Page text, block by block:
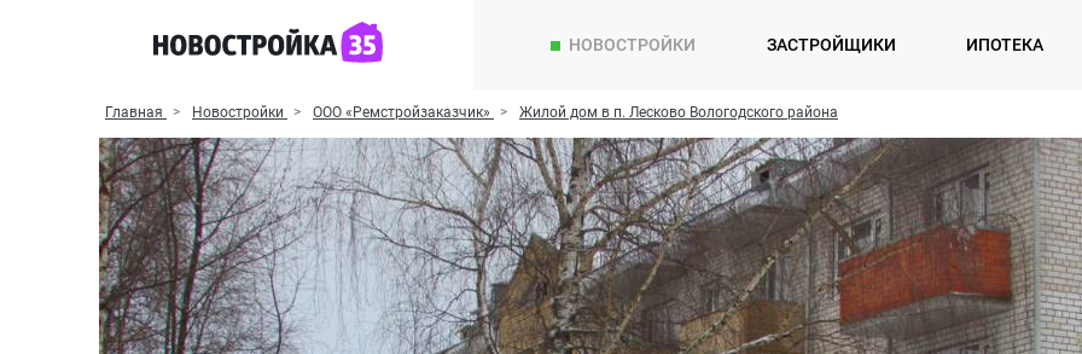
НОВОСТРОЙКИ ЗАСТРОЙЩИКИ ИПОТЕКА
Главная Новостройки ООО «Ремстройзаказчик» Жилой дом в п. Лесково Вологодского района